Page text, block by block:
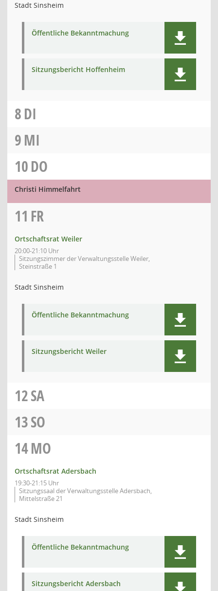
Stadt Sinsheim
Öffentliche Bekanntmachung
Sitzungsbericht Hoffenheim
8DI
9MI
10DO
Christi Himmelfahrt
11 FR
Ortschaftsrat Weiler
20:00-21:10 Uhr
Sitzungszimmer der Verwaltungsstelle Weiler,
Steinstraße 1
Stadt Sinsheim
Öffentliche Bekanntmachung
Sitzungsbericht Weiler
12SA
13SO
14MO
Ortschaftsrat Adersbach
19:30-21:15 Uhr
Sitzungssaal der Verwaltungsstelle Adersbach,
Mittelstraße 21
Stadt Sinsheim
Öffentliche Bekanntmachung
Sitzungsbericht Adersbach